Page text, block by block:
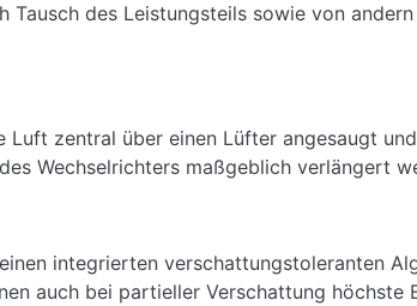
Tausch des Leistungsteils sowie von
Luft zentral über einen Lüfter angesaugt
Wechselrichters maßgeblich verlängert
integrierten verschattungstoleranten
auch bei partieller Verschattung höchste